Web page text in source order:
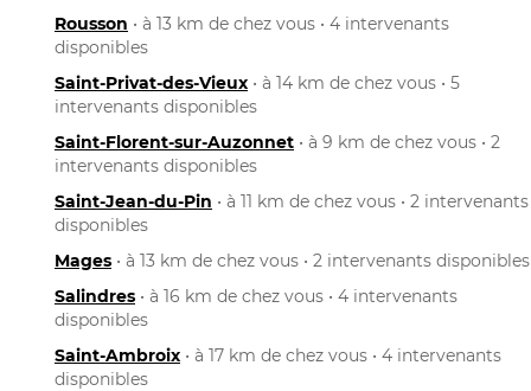
Rousson • à 13 km de chez vous • 4 intervenants
disponibles
Saint-Privat-des-Vieux • à 14 km de chez vous • 5
intervenants disponibles
Saint-Florent-sur-Auzonnet • à 9 km de chez vous • 2
intervenants disponibles
Saint-Jean-du-Pin • à 11 km de chez vous • 2 intervenants
disponibles
Mages • à 13 km de chez vous • 2 intervenants disponibles
Salindres • à 16 km de chez vous • 4 intervenants
disponibles
Saint-Ambroix • à 17 km de chez vous • 4 intervenants
disponibles